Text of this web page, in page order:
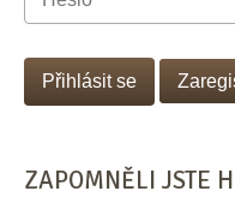
ZAPOMNĚLI JSTE